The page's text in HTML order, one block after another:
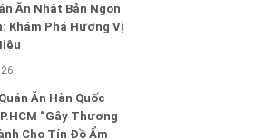
Ăn Nhật Bản Ngon
Khám Phá Hương Vị
Ăn Hàn Quốc
“Gây Thương
Cho Tín Đồ Ẩm